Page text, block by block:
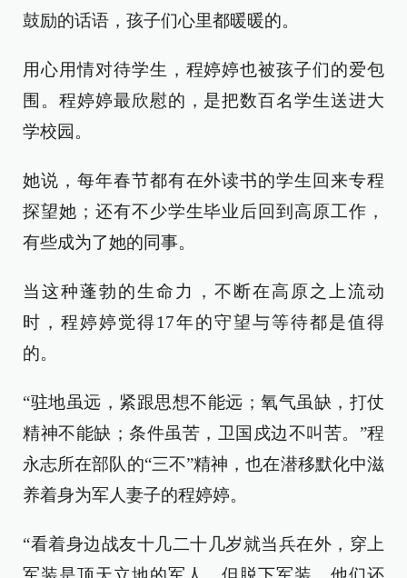
鼓励的话语，孩子们心里都暖暖的。
用心用情对待学生，程婷婷也被孩子们的爱包
围。程婷婷最欣慰的，是把数百名学生送进大
学校园。
她说，每年春节都有在外读书的学生回来专程
探望她；还有不少学生毕业后回到高原工作，
有些成为了她的同事。
当这种蓬勃的生命力，不断在高原之上流动
时，程婷婷觉得17年的守望与等待都是值得
的。
“驻地虽远，紧跟思想不能远；氧气虽缺，打仗
精神不能缺；条件虽苦，卫国戍边不叫苦。”程
永志所在部队的“三不”精神，也在潜移默化中滋
养着身为军人妻子的程婷婷。
“看着身边战友十几二十几岁就当兵在外，穿上